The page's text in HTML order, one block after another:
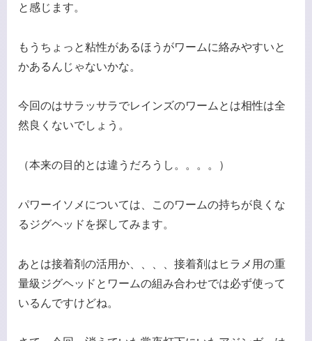
と感じます。
もうちょっと粘性があるほうがワームに絡みやすいと
かあるんじゃないかな。
今回のはサラッサラでレインズのワームとは相性は全
然良くないでしょう。
（本来の目的とは違うだろうし。。。。）
パワーイソメについては、このワームの持ちが良くな
るジグヘッドを探してみます。
あとは接着剤の活用か、、、、接着剤はヒラメ用の重
量級ジグヘッドとワームの組み合わせでは必ず使って
いるんですけどね。